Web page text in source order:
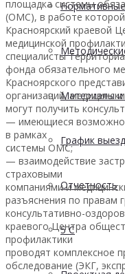
Материалы и
График
Отчетность
5 С
площадка системы
(ОМС), в работе
Красноярский краевой
медицинской
специалисты
фонда обязательного
Красноярского
организаций,
могут получить
— имеющиеся
в рамках
системы ОМС;
— взаимодействие
страховыми
компаниями и
разъяснения по правам
консультативно-
краевого Центра
профилактики
проводят комплексное
обследование (ЭКГ,